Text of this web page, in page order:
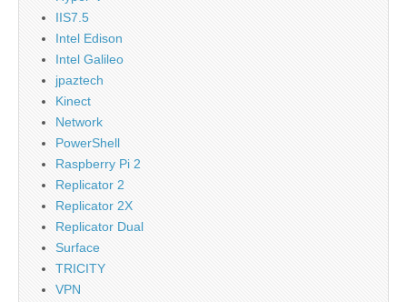
IIS7.5
Intel Edison
Intel Galileo
jpaztech
Kinect
Network
PowerShell
Raspberry Pi 2
Replicator 2
Replicator 2X
Replicator Dual
Surface
TRICITY
VPN